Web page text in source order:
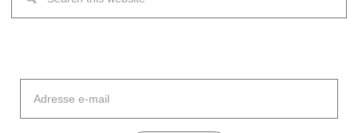
mail